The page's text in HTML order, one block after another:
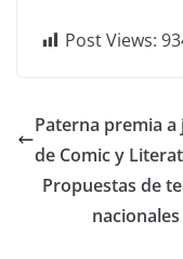
Post Views:
Paterna premia
de Comic y
Propuestas de